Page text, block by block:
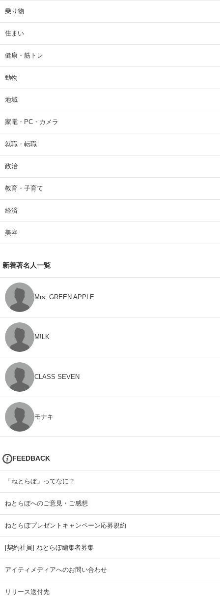
乗り物
住まい
健康・筋トレ
動物
地域
家電・PC・カメラ
就職・転職
政治
教育・子育て
経済
美容
新着著名人一覧
Mrs. GREEN APPLE
M!LK
CLASS SEVEN
モナキ
FEEDBACK
「ねとらぼ」ってなに？
ねとらぼへのご意見・ご感想
ねとらぼプレゼントキャンペーン応募規約
[契約社員] ねとらぼ編集者募集
アイティメディアへのお問い合わせ
リリース送付先